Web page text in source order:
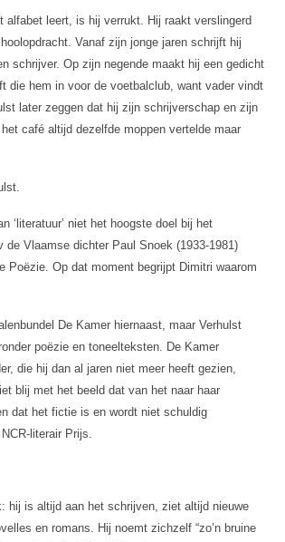
leert, is hij verrukt. Hij raakt verslingerd
Vanaf zijn jonge jaren schrijft hij
schrijver. Op zijn negende maakt hij een gedicht
die hem in voor de voetbalclub, want vader vindt
later zeggen dat hij zijn schrijverschap en zijn
café altijd dezelfde moppen vertelde maar
‘literatuur’ niet het hoogste doel bij het
Vlaamse dichter Paul Snoek (1933-1981)
Poëzie. Op dat moment begrijpt Dimitri waarom
De Kamer hiernaast, maar Verhulst
poëzie en toneelteksten. De Kamer
die hij dan al jaren niet meer heeft gezien,
blij met het beeld dat van het naar haar
dat het fictie is en wordt niet schuldig
literair Prijs.
hij is altijd aan het schrijven, ziet altijd nieuwe
en romans. Hij noemt zichzelf “zo’n bruine